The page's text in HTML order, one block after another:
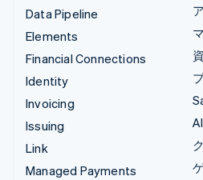
Data Pipeline
Elements
Financial Connections
Identity
Invoicing
Issuing
Link
Managed Payments